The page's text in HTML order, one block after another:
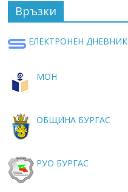
Връзки
ЕЛЕКТРОНЕН ДНЕВНИК
МОН
ОБЩИНА БУРГАС
РУО БУРГАС